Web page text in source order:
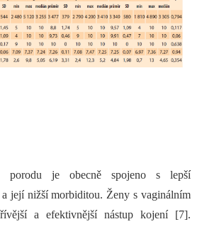
porodu je obecně spojeno s lepší
její nižší morbiditou. Ženy s vaginálním
a efektivnější nástup kojení [7].